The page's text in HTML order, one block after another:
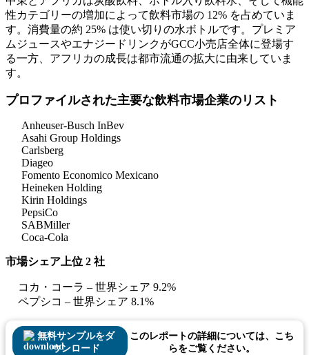
性カテゴリーの増加によって飲料市場の 12% を占めていま
す。消費量の約 25% は使い切りの水ボトルです。プレミア
ムジュースやエナジードリンクがGCC小売店全体に登場す
る一方、アフリカの成長は都市流通の拡大に由来していま
す。
プロファイルされた主要な飲料市場企業のリスト
Anheuser-Busch InBev
Asahi Group Holdings
Carlsberg
Diageo
Fomento Economico Mexicano
Heineken Holding
Kirin Holdings
PepsiCo
SABMiller
Coca-Cola
市場シェア上位 2 社
コカ・コーラ – 世界シェア 9.2%
ペプシコ – 世界シェア 8.1%
無料サンプルをダ
ウンロード
このレポートの詳細については、こち
らをご覧ください。